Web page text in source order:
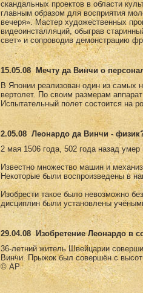
скандальных проектов в области
главным образом для восприятия
вечеря». Мастер художественных
видеоинсталляций, обыграв
свет» и сопроводив демонстрацию
15.05.08 Мечту да Винчи о
В Японии реализован один из самых
вертолет. По своим размерам
Испытательный полет состоится на
2.05.08 Леонардо да Винчи -
2 мая 1506 года, 502 года назад
Известно множество машин и
Некоторые были воспроизведены в
Изобрести такое было невозможно
дисциплин были установлены
29.04.08
Изобретение Леонардо в
36-летний житель Швейцарии
Винчи. Прыжок был совершён с
© AP